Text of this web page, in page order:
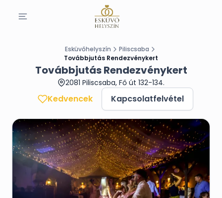
Esküvőhelyszín
Piliscsaba
Továbbjutás Rendezvénykert
Továbbjutás Rendezvénykert
2081 Piliscsaba, Fő út 132-134.
Kedvencek Kapcsolatfelvétel